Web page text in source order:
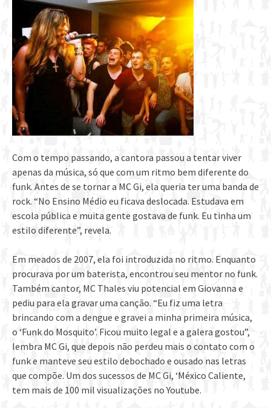
Com o tempo passando, a cantora passou a tentar viver
apenas da música, só que com um ritmo bem diferente do
funk. Antes de se tornar a MC Gi, ela queria ter uma banda de
rock. “No Ensino Médio eu ficava deslocada. Estudava em
escola pública e muita gente gostava de funk. Eu tinha um
estilo diferente”, revela.
Em meados de 2007, ela foi introduzida no ritmo. Enquanto
procurava por um baterista, encontrou seu mentor no funk.
Também cantor, MC Thales viu potencial em Giovanna e
pediu para ela gravar uma canção. “Eu fiz uma letra
brincando com a dengue e gravei a minha primeira música,
o ‘Funk do Mosquito’. Ficou muito legal e a galera gostou”,
lembra MC Gi, que depois não perdeu mais o contato com o
funk e manteve seu estilo debochado e ousado nas letras
que compõe. Um dos sucessos de MC Gi, ‘México Caliente,
tem mais de 100 mil visualizações no Youtube.